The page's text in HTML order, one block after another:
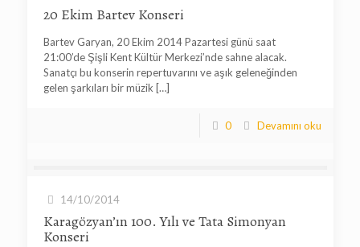
20 Ekim Bartev Konseri
Bartev Garyan, 20 Ekim 2014 Pazartesi günü saat
21:00’de Şişli Kent Kültür Merkezi’nde sahne alacak.
Sanatçı bu konserin repertuvarını ve aşık geleneğinden
gelen şarkıları bir müzik […]
0 Devamını oku
14/10/2014
Karagözyan’ın 100. Yılı ve Tata Simonyan
Konseri